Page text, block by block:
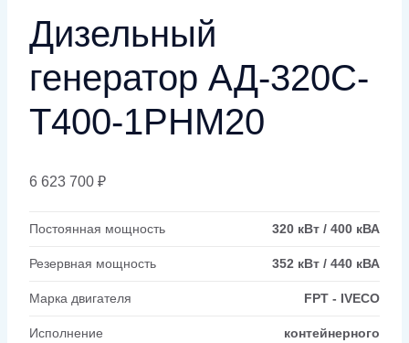
Дизельный
генератор АД-320С-
Т400-1РНМ20
6 623 700 ₽
Постоянная мощность 320 кВт / 400 кВА
Резервная мощность 352 кВт / 440 кВА
Марка двигателя FPT - IVECO
Исполнение
контейнерного